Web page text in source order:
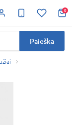
0
Paieška